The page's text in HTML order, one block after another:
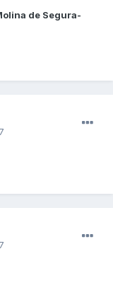
de Segura-